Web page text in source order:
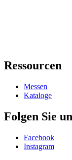
Ressourcen
Messen
Kataloge
Folgen Sie
Facebook
Instagram